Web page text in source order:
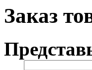
Заказ